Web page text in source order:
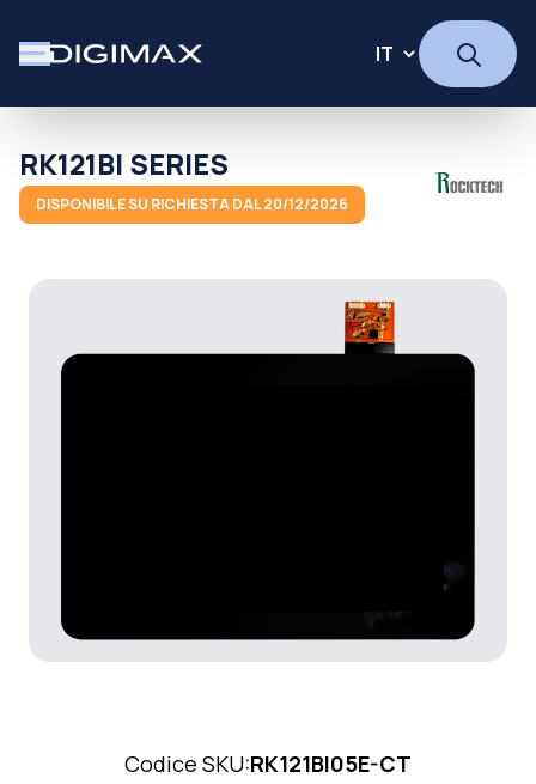
RK121BI SERIES
DISPONIBILE SU RICHIESTA DAL 20/12/2026
Codice SKU:RK121BI05E-CT